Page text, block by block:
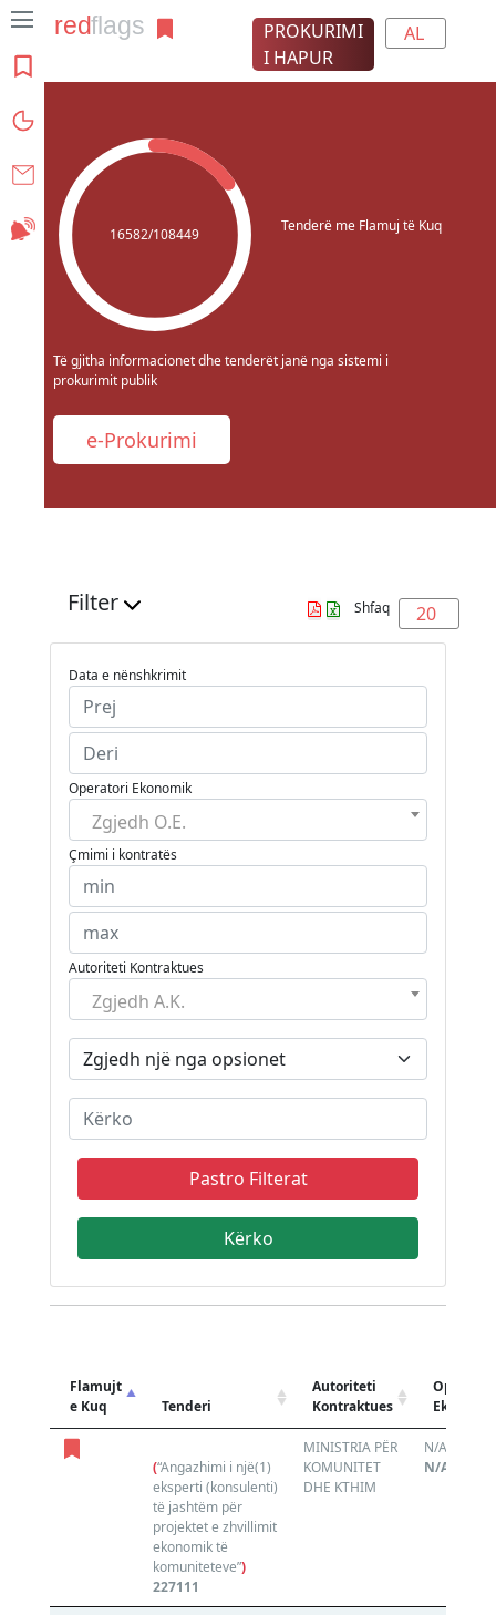
Kontakt
Abonohu
PROKURIMI
I HAPUR
AL
16582/108449 Tenderë me Flamuj të Kuq
Të gjitha informacionet dhe tenderët janë nga sistemi i
prokurimit publik
e-Prokurimi
Shfaq 20
Filter
Data e nënshkrimit
Operatori Ekonomik
Zgjedh O.E.
Çmimi i kontratës
Autoriteti Kontraktues
Zgjedh A.K.
Pastro Filterat
Flamujt
e Kuq
Tenderi
Autoriteti
Kontraktues
Operatori
(“Angazhimi i një(1)
eksperti (konsulenti)
të jashtëm për
projektet e zhvillimit
ekonomik të
komuniteteve”)
227111
MINISTRIA PËR
KOMUNITET
DHE KTHIM
N/A
N/A